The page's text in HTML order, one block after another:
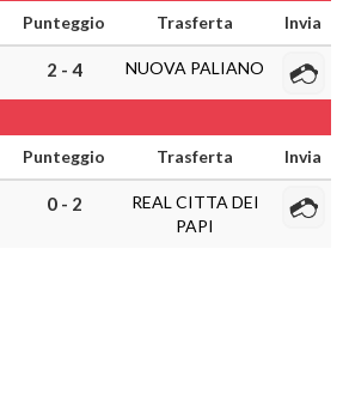
Punteggio Trasferta Invia
2 - 4 NUOVA PALIANO
Punteggio Trasferta Invia
0 - 2
REAL CITTA DEI
PAPI